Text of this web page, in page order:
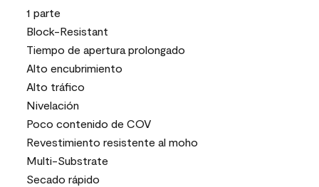
1 parte
Block-Resistant
Tiempo de apertura prolongado
Alto encubrimiento
Alto tráfico
Nivelación
Poco contenido de COV
Revestimiento resistente al moho
Multi-Substrate
Secado rápido